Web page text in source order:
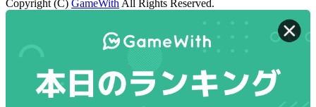
Copyright (C) GameWith All Rights Reserved.